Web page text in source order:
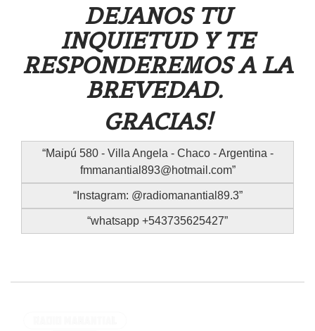
DEJANOS TU
INQUIETUD Y TE
RESPONDEREMOS A LA
BREVEDAD.
GRACIAS!
Maipú 580 - Villa Angela - Chaco - Argentina -
fmmanantial893@hotmail.com
Instagram: @radiomanantial89.3
whatsapp +543735625427